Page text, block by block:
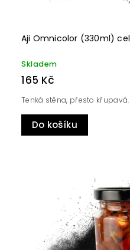
Aji Omnicolor (330ml)
Skladem
165 Kč
Do košíku
Tenká stěna, přesto křupavá.